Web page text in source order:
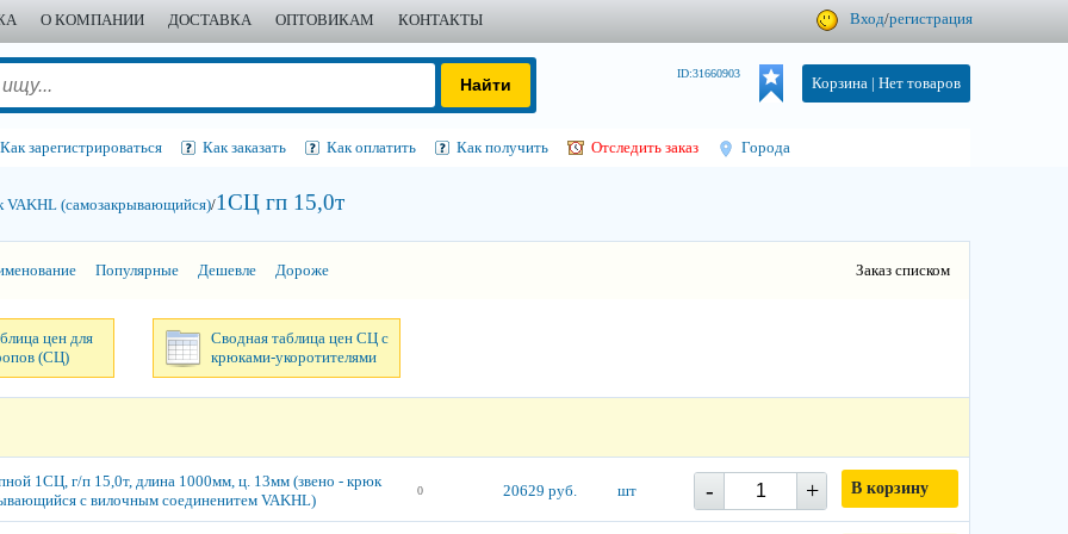
О КОМПАНИИ ДОСТАВКА ОПТОВИКАМ КОНТАКТЫ Вход/регистрация
Корзина | Нет товаров
ID:31660903
Как зарегистрироваться Как заказать Как оплатить Как получить Отследить заказ Города
VAKHL (самозакры­вающийся)/1СЦ гп 15,0т
Популярные Дешевле Дороже Заказ списком
цен для
(СЦ)
Сводная таблица цен СЦ с
крюками-укоротителями
1СЦ, г/п 15,0т, длина 1000мм, ц. 13мм (звено - крюк
с вилочным соединенитем VAKHL)
0 20629 руб. шт - + В корзину